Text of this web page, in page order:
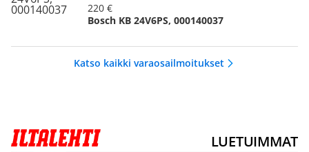
Bosch KB 24V6PS, 000140037
220 €
Katso kaikki varaosailmoitukset
LUETUIMMAT